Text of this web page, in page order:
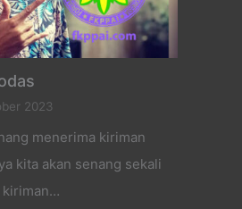
2023
menerima kiriman
kita akan senang sekali
kiriman…